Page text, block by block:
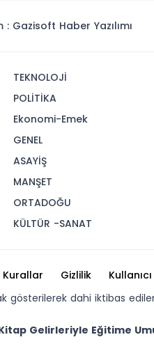
: Gazisoft Haber Yazılımı
TEKNOLOJİ
POLİTİKA
Ekonomi-Emek
GENEL
ASAYİŞ
MANŞET
ORTADOĞU
KÜLTÜR -SANAT
Kurallar Gizlilik
gösterilerek dahi iktibas
Gelirleriyle Eğitime